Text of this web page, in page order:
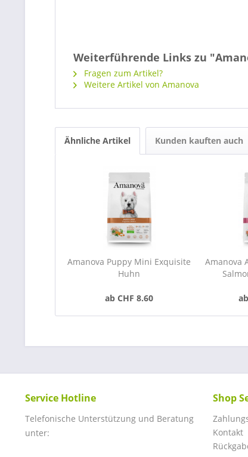
Weiterführende Links zu
Fragen zum Artikel?
Weitere Artikel von Amanova
Ähnliche Artikel Kunden kauften auch
Amanova Puppy Mini Exquisite
Huhn
ab CHF 8.60
Amanova
Service Hotline
Telefonische Unterstützung und Beratung
unter:
Shop
Kontakt